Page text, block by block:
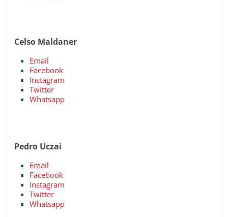
Celso Maldaner
Email
Facebook
Instagram
Twitter
Whatsapp
Pedro Uczai
Email
Facebook
Instagram
Twitter
Whatsapp